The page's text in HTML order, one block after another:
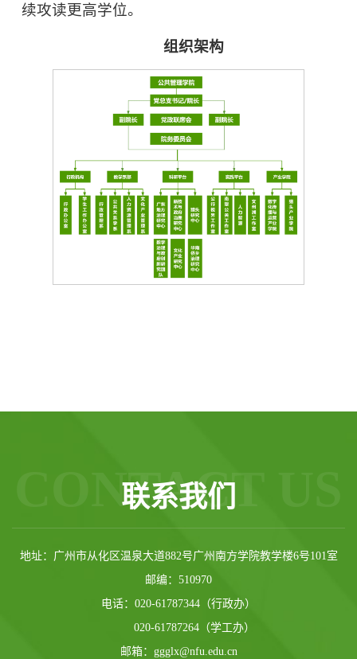
续攻读更高学位。
组织架构
联系我们
CONTACT US
地址：广州市从化区温泉大道882号广州南方学院教学楼6号101室
邮编：510970
电话：020-61787344（行政办）
020-61787264（学工办）
邮箱：ggglx@nfu.edu.cn